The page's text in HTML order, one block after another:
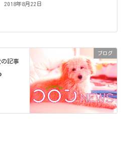
2018年8月22日
ブログ
の記事